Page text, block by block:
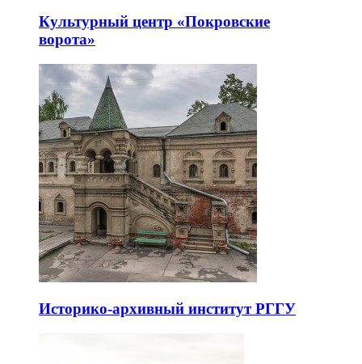
Культурный центр «Покровские
ворота»
Историко-архивный институт РГГУ